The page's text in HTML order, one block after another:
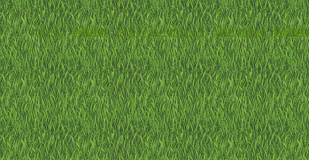
ホーム-利用規約-プライバシーポリシー-お問い合わせ-特定商